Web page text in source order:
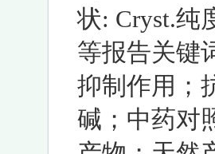
状: Cryst.纯
等报告关键
抑制作用；
碱；中药对